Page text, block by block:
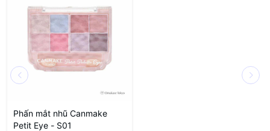
Phấn mắt nhũ Canmake
Petit Eye - S01